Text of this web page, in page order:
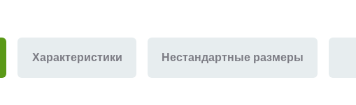
Характеристики Нестандартные размеры